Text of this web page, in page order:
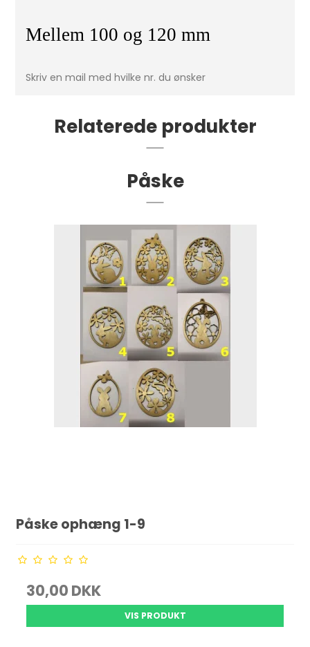
Mellem 100 og 120 mm
Skriv en mail med hvilke nr. du ønsker
Relaterede produkter
Påske
Påske ophæng 1-9
30,00 DKK
VIS PRODUKT